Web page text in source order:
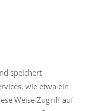
speichert
wie etwa ein
Weise Zugriff auf